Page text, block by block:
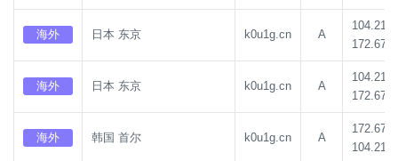
海外 日本 东京 k0u1g.cn A
海外 日本 东京 k0u1g.cn A
海外 韩国 首尔 k0u1g.cn A